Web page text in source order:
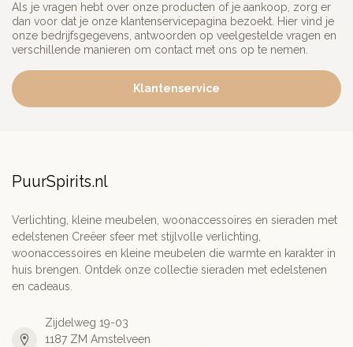
Als je vragen hebt over onze producten of je aankoop, zorg er
dan voor dat je onze klantenservicepagina bezoekt. Hier vind je
onze bedrijfsgegevens, antwoorden op veelgestelde vragen en
verschillende manieren om contact met ons op te nemen.
Klantenservice
PuurSpirits.nl
Verlichting, kleine meubelen, woonaccessoires en sieraden met
edelstenen Creëer sfeer met stijlvolle verlichting,
woonaccessoires en kleine meubelen die warmte en karakter in
huis brengen. Ontdek onze collectie sieraden met edelstenen
en cadeaus.
Zijdelweg 19-03
1187 ZM Amstelveen